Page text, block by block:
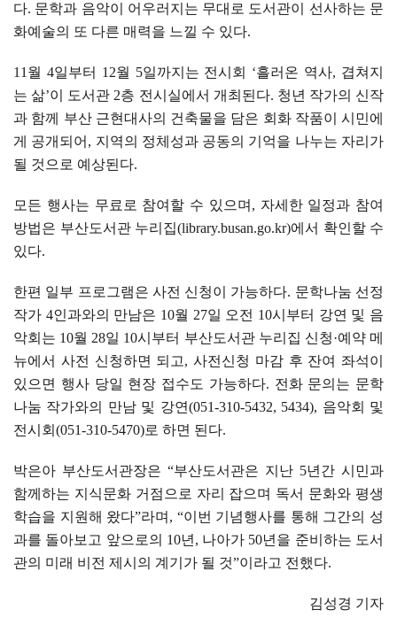
다. 문학과 음악이 어우러지는 무대로 도서관이 선사하는 문
화예술의 또 다른 매력을 느낄 수 있다.
11 월 4일부터 12월 5일까지는 전시회 ‘흘러온 역사, 겹쳐지
는 삶’이 도서관 2층 전시실에서 개최된다. 청년 작가의 신작
과 함께 부산 근현대사의 건축물을 담은 회화 작품이 시민에
게 공개되어 , 지역의 정체성과 공동의 기억을 나누는 자리가
될 것으로 예상된다.
모든 행사는 무료로 참여할 수 있으며 , 자세한 일정과 참여
방법은 부산도서관 누리집(library.busan.go.kr)에서 확인할 수
있다.
한편 일부 프로그램은 사전 신청이 가능하다. 문학나눔 선정
작가 4인과와의 만남은 10월 27일 오전 10시부터 강연 및 음
악회는 10월 28일 10시부터 부산도서관 누리집 신청·예약 메
뉴에서 사전 신청하면 되고, 사전신청 마감 후 잔여 좌석이
있으면 행사 당일 현장 접수도 가능하다. 전화 문의는 문학
나눔 작가와의 만남 및 강연(051-310-5432, 5434), 음악회 및
전시회 (051-310-5470)로 하면 된다.
박은아 부산도서관장은 “부산도서관은 지난 5년간 시민과
함께하는 지식문화 거점으로 자리 잡으며 독서 문화와 평생
학습을 지원해 왔다”라며 , “이번 기념행사를 통해 그간의 성
과를 돌아보고 앞으로의 10년 , 나아가 50년을 준비하는 도서
관의 미래 비전 제시의 계기가 될 것”이라고 전했다.
김성경 기자